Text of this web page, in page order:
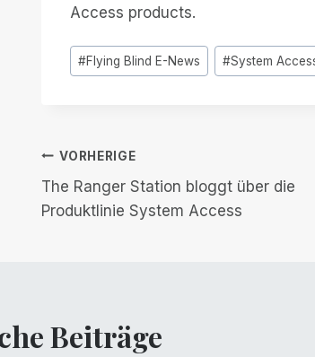
Access products.
Post
Tags:
#Flying Blind E-News #System
Beitrags-
Navigation
VORHERIGE
The Ranger Station bloggt über die
Produktlinie System Access
Beiträge